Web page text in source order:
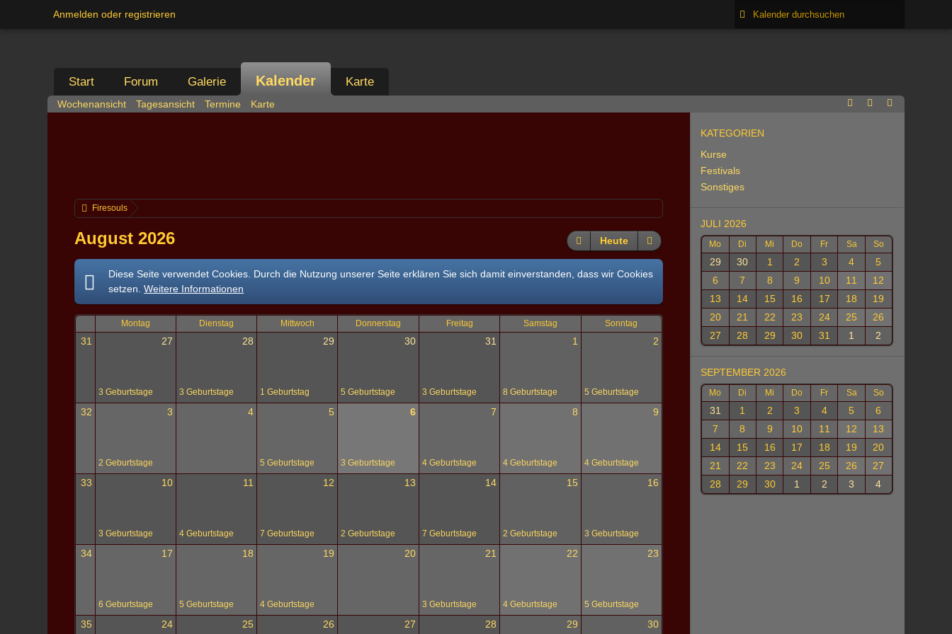
Anmelden oder registrieren
Start Forum Galerie Kalender Karte
Wochenansicht Tagesansicht Termine Karte
Firesouls
August 2026 Heute
Diese Seite verwendet Cookies. Durch die Nutzung unserer Seite erklären Sie sich damit einverstanden, dass wir Cookies
setzen.Weitere Informationen
Montag Dienstag Mittwoch Donnerstag Freitag Samstag Sonntag
31 27
3 Geburtstage
28
3 Geburtstage
29
1 Geburtstag
30
5 Geburtstage
31
3 Geburtstage
1
8 Geburtstage
2
5 Geburtstage
32 3
2 Geburtstage
4 5
5 Geburtstage
6
3 Geburtstage
7
4 Geburtstage
8
4 Geburtstage
9
4 Geburtstage
33 10
3 Geburtstage
11
4 Geburtstage
12
7 Geburtstage
13
2 Geburtstage
14
7 Geburtstage
15
2 Geburtstage
16
3 Geburtstage
34 17
6 Geburtstage
18
5 Geburtstage
19
4 Geburtstage
20 21
3 Geburtstage
22
4 Geburtstage
23
5 Geburtstage
35 24 25 26 27 28 29 30
KATEGORIEN
Kurse
Festivals
Sonstiges
JULI 2026
Mo Di Mi Do Fr Sa So
29 30 1 2 3 4
5
6
7 8 9 10 11
12
13
14 15 16 17 18
19
20
21 22 23 24 25
26
27
28 29 30 31 1 2
SEPTEMBER 2026
Mo Di Mi Do Fr Sa So
31 1 2 3 4 5
6
7
8 9 10 11 12
13
14
15 16 17 18 19
20
21
22 23 24 25 26
27
28
29 30 1 2 3 4